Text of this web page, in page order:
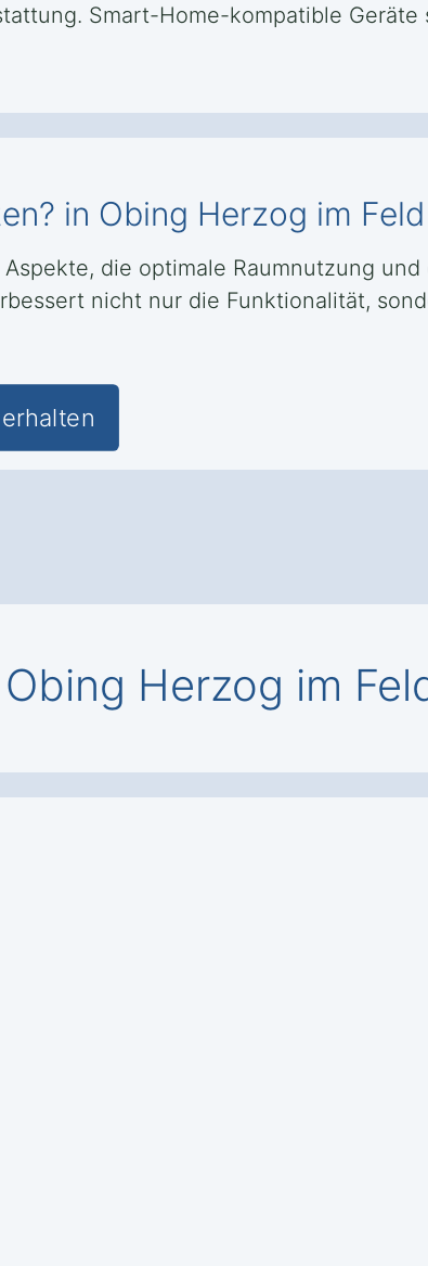
Smart-Home-kompatible Geräte
in Obing Herzog im Feld
die optimale Raumnutzung und
nicht nur die Funktionalität,
Herzog im